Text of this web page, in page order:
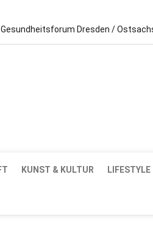
Gesundheitsforum Dresden /
KUNST & KULTUR LIFESTYLE